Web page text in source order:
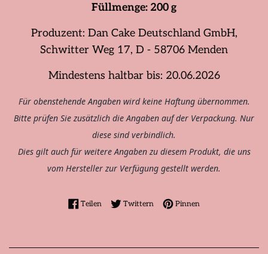
Füllmenge: 200g
Produzent: Dan Cake Deutschland GmbH,
Schwitter Weg 17, D - 58706 Menden
Mindestens haltbar bis: 20.06.2026
Für obenstehende Angaben wird keine Haftung übernommen.
Bitte prüfen Sie zusätzlich die Angaben auf der Verpackung. Nur
diese sind verbindlich.
Dies gilt auch für weitere Angaben zu diesem Produkt, die uns
vom Hersteller zur Verfügung gestellt werden.
Teilen Auf Facebook teilen
Twittern Auf Twitter twittern
Pinnen